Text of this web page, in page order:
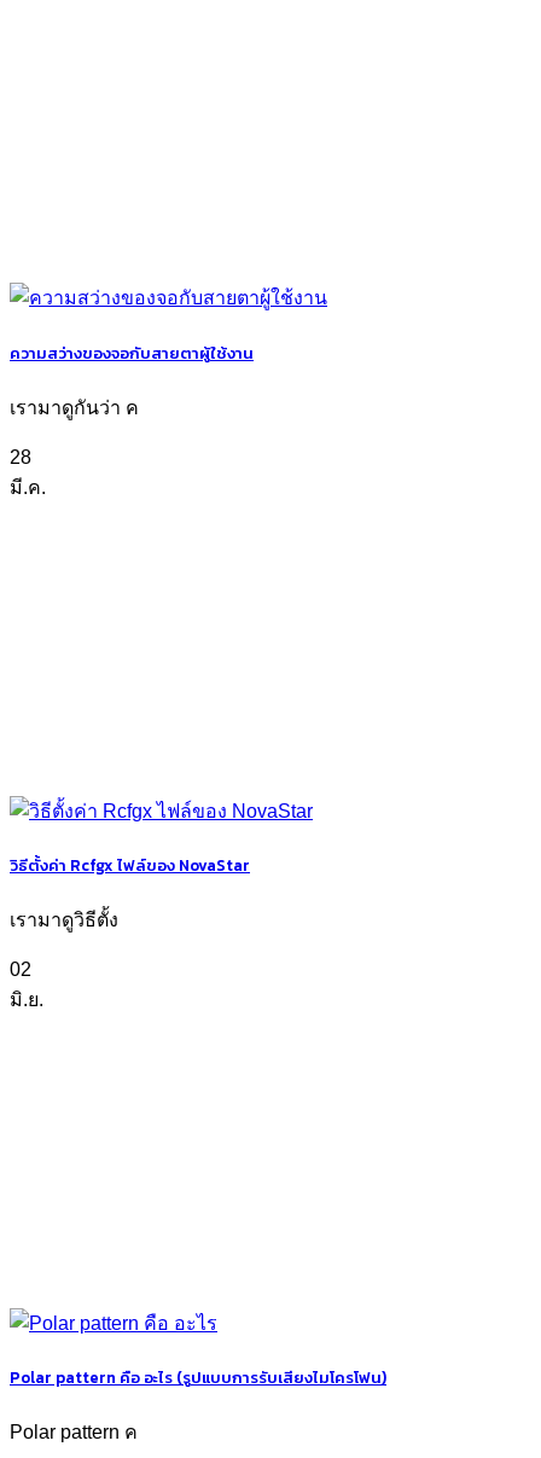
ความสว่างของจอกับสายตาผู้ใช้งาน
เรามาดูกันว่า ค
28
มี.ค.
วิธีตั้งค่า Rcfgx ไฟล์ของ NovaStar
เรามาดูวิธีตั้ง
02
มิ.ย.
Polar pattern คือ อะไร (รูปแบบการรับเสียงไมโครโฟน)
Polar pattern ค